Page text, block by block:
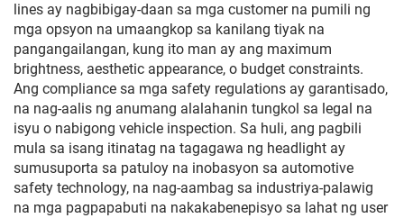
lines ay nagbibigay-daan sa mga customer na pumili ng
mga opsyon na umaangkop sa kanilang tiyak na
pangangailangan, kung ito man ay ang maximum
brightness, aesthetic appearance, o budget constraints.
Ang compliance sa mga safety regulations ay garantisado,
na nag-aalis ng anumang alalahanin tungkol sa legal na
isyu o nabigong vehicle inspection. Sa huli, ang pagbili
mula sa isang itinatag na tagagawa ng headlight ay
sumusuporta sa patuloy na inobasyon sa automotive
safety technology, na nag-aambag sa industriya-palawig
na mga pagpapabuti na nakakabenepisyo sa lahat ng user